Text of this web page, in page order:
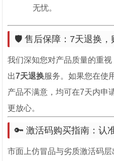
无忧。
🛡️ 售后保障：7天退换，
我们深知您对产品质量的重
出7天退换服务。如果您在使
产品不满意，均可在7天内申
更放心。
🔑 激活码购买指南：认
市面上仿冒品与劣质激活码